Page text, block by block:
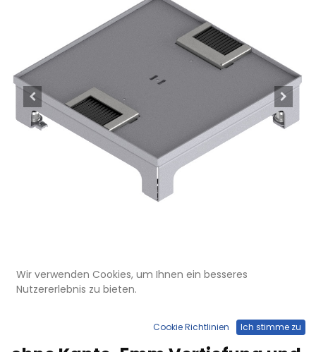
UBD 217 054
Unterflur-Bodendose UBD 210
small inkl. Deckel, flach (SVZ),
Wir verwenden Cookies, um Ihnen ein besseres
Nutzererlebnis zu bieten.
Cookie Richtlinien Ich stimme zu